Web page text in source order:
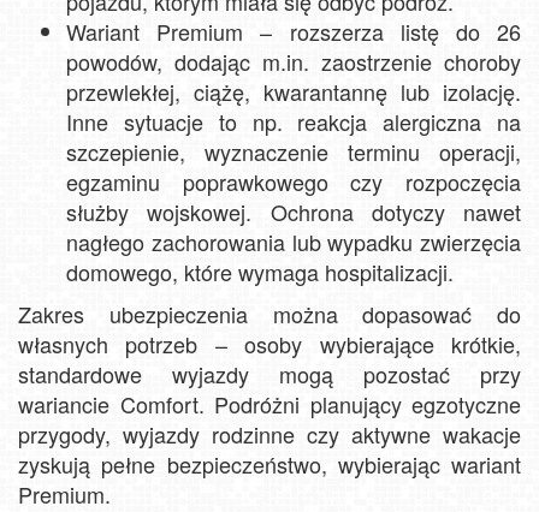
Wariant Premium – rozszerza listę do 26
powodów, dodając m.in. zaostrzenie choroby
przewlekłej, ciążę, kwarantannę lub izolację.
Inne sytuacje to np. reakcja alergiczna na
szczepienie, wyznaczenie terminu operacji,
egzaminu poprawkowego czy rozpoczęcia
służby wojskowej. Ochrona dotyczy nawet
nagłego zachorowania lub wypadku zwierzęcia
domowego, które wymaga hospitalizacji.
Zakres ubezpieczenia można dopasować do
własnych potrzeb – osoby wybierające krótkie,
standardowe wyjazdy mogą pozostać przy
wariancie Comfort. Podróżni planujący egzotyczne
przygody, wyjazdy rodzinne czy aktywne wakacje
zyskują pełne bezpieczeństwo, wybierając wariant
Premium.